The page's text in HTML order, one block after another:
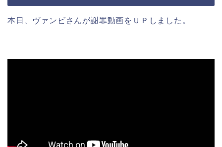
本日、ヴァンビさんが謝罪動画をＵＰしました。